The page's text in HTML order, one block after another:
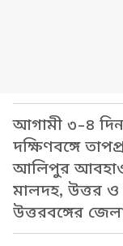
আগামী ৩-৪
দক্ষিণবঙ্গে
আলিপুর
মালদহ, উত্তর
উত্তরবঙ্গের